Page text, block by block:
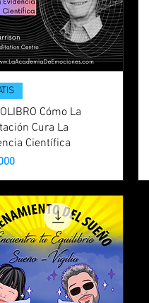
Cómo La
Cura La
Científica